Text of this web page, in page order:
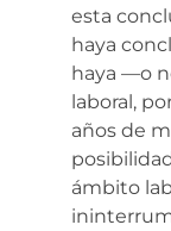
esta
haya
haya —o
laboral,
años de
ámbito